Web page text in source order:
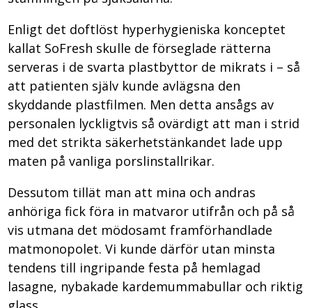
Enligt det doftlöst hyperhygieniska konceptet
kallat SoFresh skulle de förseglade rätterna
serveras i de svarta plastbyttor de mikrats i – så
att patienten själv kunde avlägsna den
skyddande plastfilmen. Men detta ansågs av
personalen lyckligtvis så ovärdigt att man i strid
med det strikta säkerhetstänkandet lade upp
maten på vanliga porslinstallrikar.
Dessutom tillät man att mina och andras
anhöriga fick föra in matvaror utifrån och på så
vis utmana det mödosamt framförhandlade
matmonopolet. Vi kunde därför utan minsta
tendens till ingripande festa på hemlagad
lasagne, nybakade kardemummabullar och riktig